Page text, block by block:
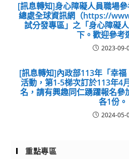
[訊息轉知]身心障礙人員職場
總處全球資訊網（https://
試分發專區」之「身心障礙
下。歡迎參考
2023-09-
[訊息轉知]內政部113年「幸
活動，第1-5梯次訂於113年4
名，請有興趣同仁踴躍報名參
各1份。
2024-05-
重點專區